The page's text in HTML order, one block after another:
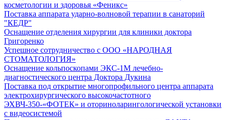
косметологии и здоровья «Феникс»
Поставка аппарата ударно-волновой терапии в санаторий
"КЕДР"
Оснащение отделения хирургии для клиники доктора
Григоренко
Успешное сотрудничество с ООО «НАРОДНАЯ
СТОМАТОЛОГИЯ»
Оснащение кольпоскопами ЭКС-1М лечебно-
диагностического центра Доктора Дукина
Поставка под открытие многопрофильного центра аппарата
электрохирургического высокочастотного
ЭХВЧ-350-«ФОТЕК» и оториноларингологической установки
с видеосистемой